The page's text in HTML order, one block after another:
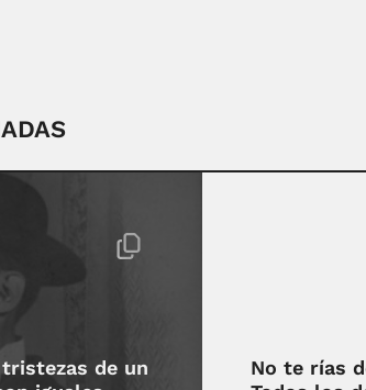
de un
No te rías